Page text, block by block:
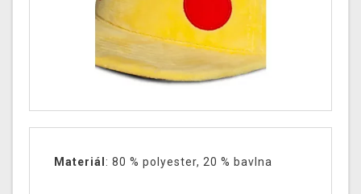
Materiál : 80 % polyester, 20 % bavlna